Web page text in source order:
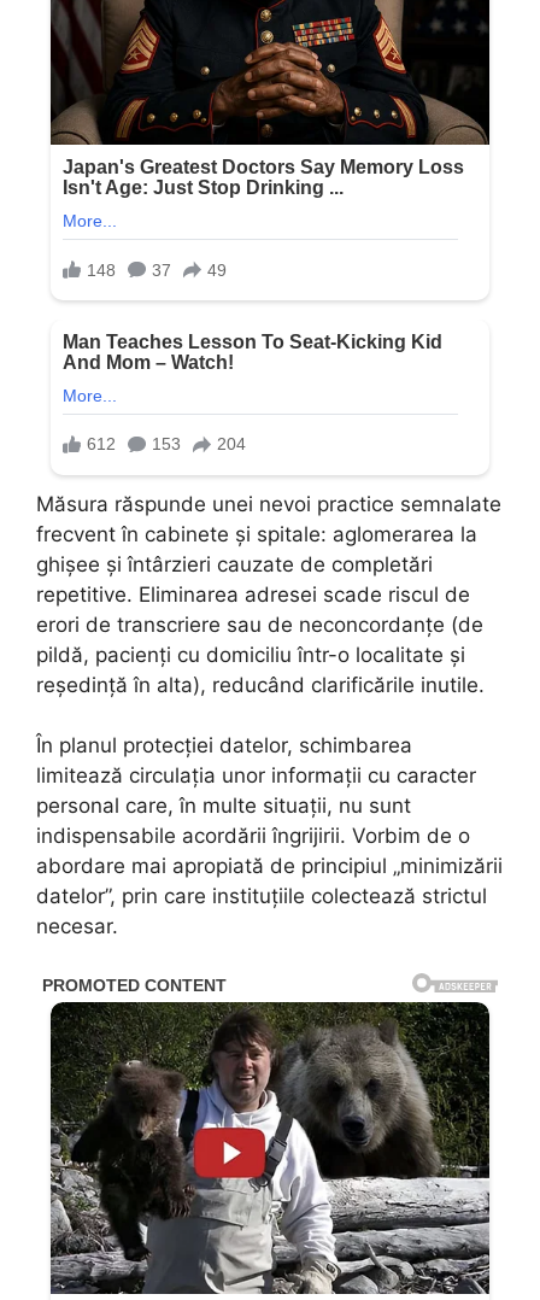
Măsura răspunde unei nevoi practice semnalate
frecvent în cabinete și spitale: aglomerarea la
ghișee și întârzieri cauzate de completări
repetitive. Eliminarea adresei scade riscul de
erori de transcriere sau de neconcordanțe (de
pildă, pacienți cu domiciliu într-o localitate și
reședință în alta), reducând clarificările inutile.
În planul protecției datelor, schimbarea
limitează circulația unor informații cu caracter
personal care, în multe situații, nu sunt
indispensabile acordării îngrijirii. Vorbim de o
abordare mai apropiată de principiul „minimizării
datelor”, prin care instituțiile colectează strictul
necesar.